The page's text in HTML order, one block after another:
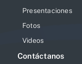
Presentaciones
Fotos
Videos
Contáctanos